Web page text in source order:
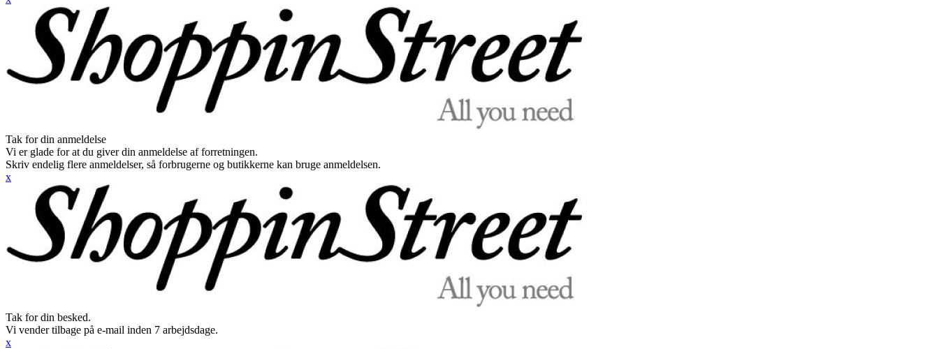
Tak for din anmeldelse
Vi er glade for at du giver din anmeldelse af forretningen.
Skriv endelig flere anmeldelser, så forbrugerne og butikkerne kan bruge anmeldelsen.
x
Tak for din besked.
Vi vender tilbage på e-mail inden 7 arbejdsdage.
x